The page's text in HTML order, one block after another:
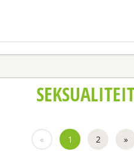
« 1 2 »